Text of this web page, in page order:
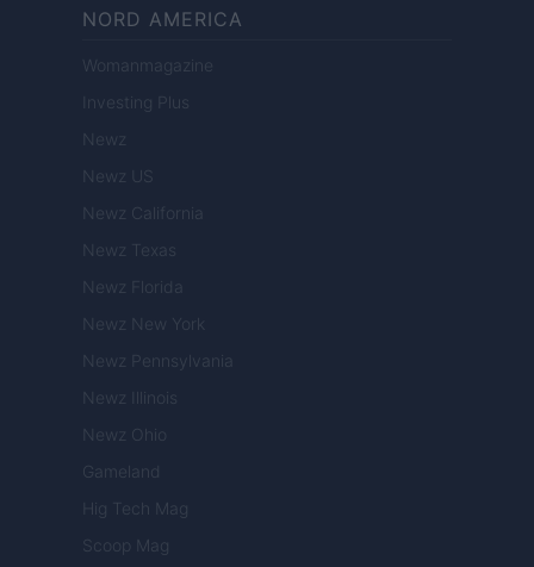
NORD AMERICA
Womanmagazine
Investing Plus
Newz
Newz US
Newz California
Newz Texas
Newz Florida
Newz New York
Newz Pennsylvania
Newz Illinois
Newz Ohio
Gameland
Hig Tech Mag
Scoop Mag